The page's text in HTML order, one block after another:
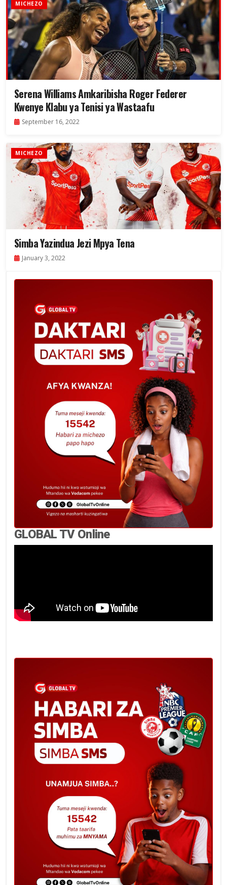
MICHEZO
Serena Williams Amkaribisha Roger Federer
Kwenye Klabu ya Tenisi ya Wastaafu
September 16, 2022
MICHEZO
Simba Yazindua Jezi Mpya Tena
January 3, 2022
GLOBAL TV Online